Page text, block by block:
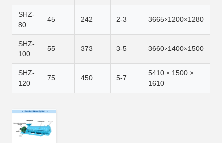
SHZ-
80
45 242 2-3 3665×1200×1280
SHZ-
100
55 373 3-5 3660×1400×1500
SHZ-
120
75 450 5-7
5410 × 1500 ×
1610